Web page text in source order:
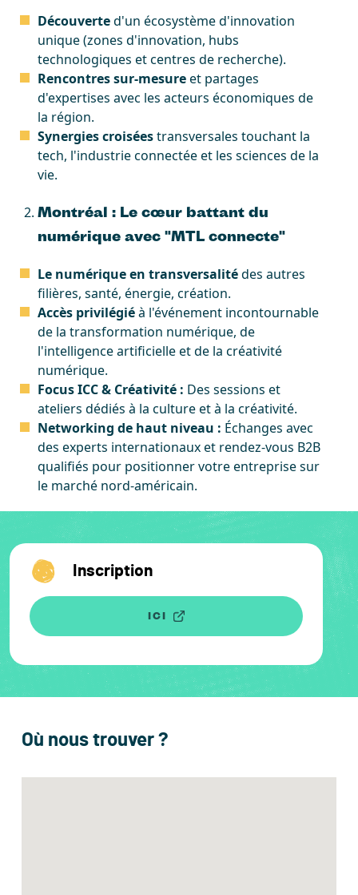
Découverted'un écosystème d'innovation
unique (zones d'innovation, hubs
technologiques et centres de recherche).
Rencontres sur-mesureet partages
d'expertises avec les acteurs économiques de
la région.
Synergies croiséestransversales touchant la
tech, l'industrie connectée et les sciences de la
vie.
Montréal : Le cœur battant du
numérique avec "MTL connecte"
Le numérique en transversalitédes autres
filières, santé, énergie, création.
Accès privilégiéà l'événement incontournable
de la transformation numérique, de
l'intelligence artificielle et de la créativité
numérique.
Focus ICC & Créativité : Des sessions et
ateliers dédiés à la culture et à la créativité.
Networking de haut niveau : Échanges avec
des experts internationaux et rendez-vous B2B
qualifiés pour positionner votre entreprise sur
le marché nord-américain.
Inscription
ICI
Où nous trouver ?